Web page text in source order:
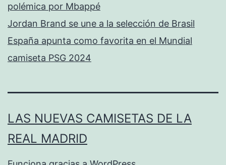
polémica por Mbappé
Jordan Brand se une a la selección de Brasil
España apunta como favorita en el Mundial
camiseta PSG 2024
LAS NUEVAS CAMISETAS DE LA
REAL MADRID